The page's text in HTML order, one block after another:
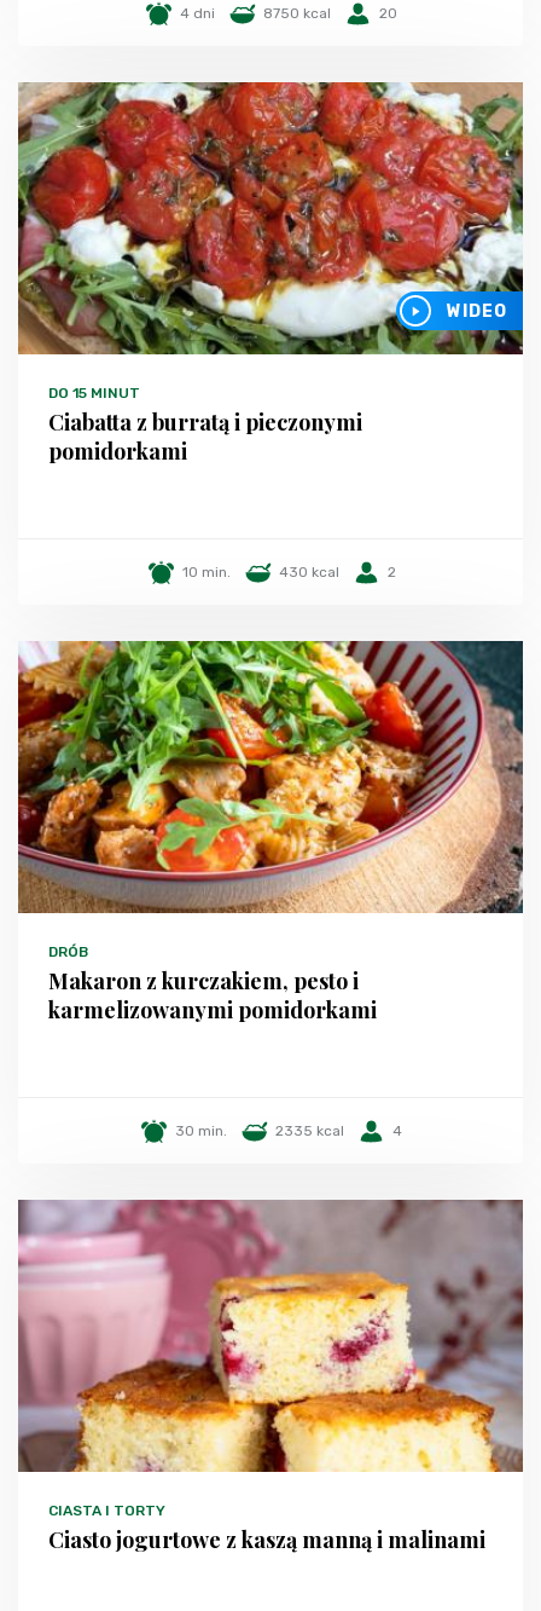
4 dni 8750 kcal 20
WIDEO
DO 15 MINUT
Ciabatta z burratą i pieczonymi
pomidorkami
10 min. 430 kcal 2
DRÓB
Makaron z kurczakiem, pesto i
karmelizowanymi pomidorkami
30 min. 2335 kcal 4
CIASTA I TORTY
Ciasto jogurtowe z kaszą manną i malinami